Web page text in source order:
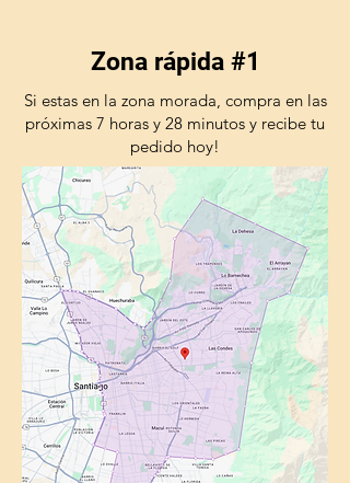
Zona rápida #1
Si estas en la zona morada, compra en las
próximas 7 horas y 28 minutos y recibe tu
pedido hoy!